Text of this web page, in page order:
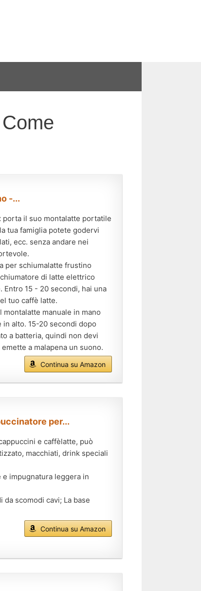
-...
porta il suo montalatte portatile
tua famiglia potete godervi
ecc. senza andare nei
per schiumalatte frustino
di latte elettrico
Entro 15 - 20 secondi, hai una
tuo caffè latte.
montalatte manuale in mano
alto. 15-20 secondi dopo
a batteria, quindi non devi
a malapena un suono.
Continua su Amazon
per...
e caffèlatte, può
macchiati, drink speciali
impugnatura leggera in
scomodi cavi; La base
Continua su Amazon